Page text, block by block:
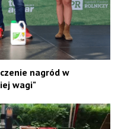
nagród w
wagi"